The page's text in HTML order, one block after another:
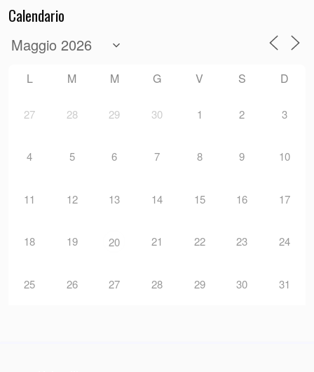
Calendario
L M M G V S D
27 28 29 30 1 2 3
4 5 6 7 8 9 10
11 12 13 14 15 16 17
18 19 20 21 22 23 24
25 26 27 28 29 30 31